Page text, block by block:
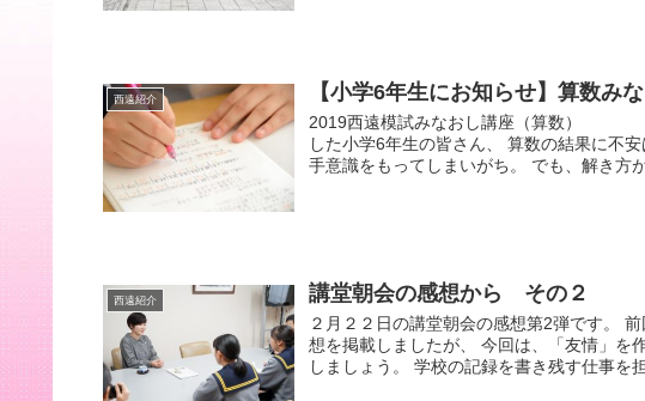
西遠紹介 【小学6年生にお知らせ】算数み
2019西遠模試みなおし講座（算
した小学6年生の皆さん、 算数の結果に不
手意識をもってしまいがち。 でも、解き方
西遠紹介 講堂朝会の感想から その２
２月２２日の講堂朝会の感想第2弾です。
想を掲載しましたが、 今回は、「友情」を
しましょう。 学校の記録を書き残す仕事を